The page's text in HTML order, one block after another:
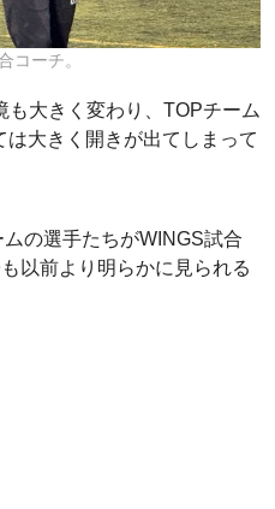
コーチ。
大きく変わり、TOPチーム
大きく開きが出てしまって
の選手たちがWINGS試合
以前より明らかに見られる